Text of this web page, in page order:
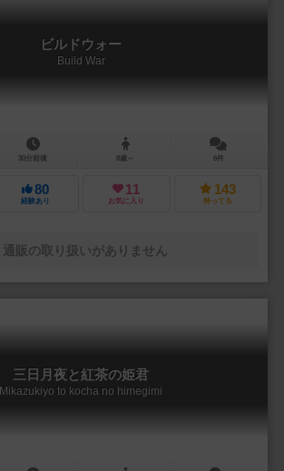
ビルドウォー
Build War
30分前後 8歳～ 6件
80
経験あり
11
お気に入り
143
持ってる
通販の取り扱いがありません
三日月夜と紅茶の姫君
Mikazukiyo to kocha no himegimi